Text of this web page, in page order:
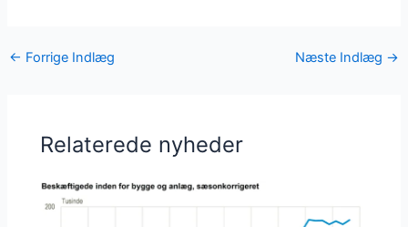
← Forrige Indlæg Næste Indlæg →
Relaterede nyheder